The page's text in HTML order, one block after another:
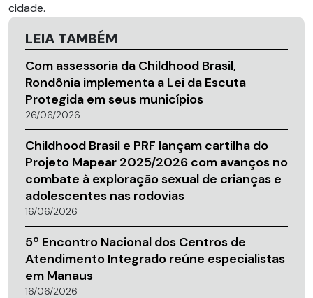
cidade.
LEIA TAMBÉM
Com assessoria da Childhood Brasil,
Rondônia implementa a Lei da Escuta
Protegida em seus municípios
26/06/2026
Childhood Brasil e PRF lançam cartilha do
Projeto Mapear 2025/2026 com avanços no
combate à exploração sexual de crianças e
adolescentes nas rodovias
16/06/2026
5º Encontro Nacional dos Centros de
Atendimento Integrado reúne especialistas
em Manaus
16/06/2026